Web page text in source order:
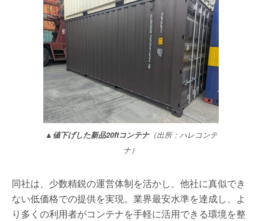
▲値下げした新品20ftコンテナ（出所：ハレコンテ
ナ）
同社は、少数精鋭の運営体制を活かし、他社に真似でき
ない低価格での提供を実現。業界最安水準を達成し、よ
り多くの利用者がコンテナを手軽に活用できる環境を整